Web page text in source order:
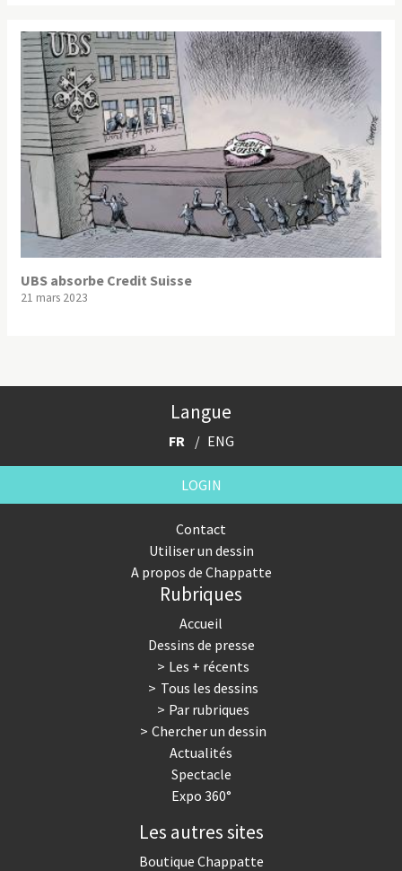
UBS absorbe Credit Suisse
21 mars 2023
Langue
FR ENG
LOGIN
Contact
Utiliser un dessin
A propos de Chappatte
Rubriques
Accueil
Dessins de presse
Les + récents
Tous les dessins
Par rubriques
Chercher un dessin
Actualités
Spectacle
Expo 360°
Les autres sites
Boutique Chappatte